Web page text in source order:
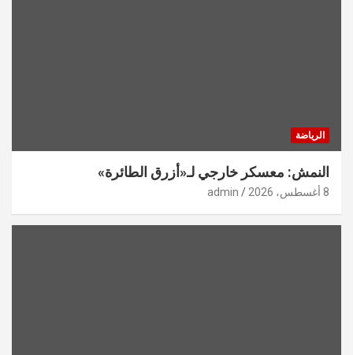
الرياضة
النمش: معسكر خارجي لـ«أزرق الطائرة»
8 أغسطس، 2026 admin